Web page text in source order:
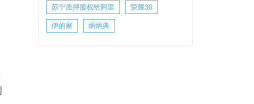
苏宁质押股权给阿里 荣耀30
伊的家 炳炳典